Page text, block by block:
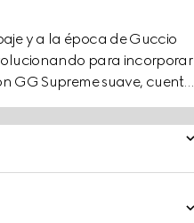
y a la época de Guccio
para incorporar
GG Supreme suave, cuenta
posterior de malla